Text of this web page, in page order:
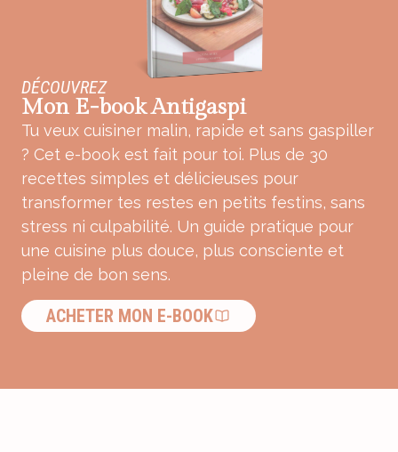
DÉCOUVREZ
Mon E-book Antigaspi
Tu veux cuisiner malin, rapide et sans gaspiller
? Cet e-book est fait pour toi. Plus de 30
recettes simples et délicieuses pour
transformer tes restes en petits festins, sans
stress ni culpabilité. Un guide pratique pour
une cuisine plus douce, plus consciente et
pleine de bon sens.
ACHETER MON E-BOOK